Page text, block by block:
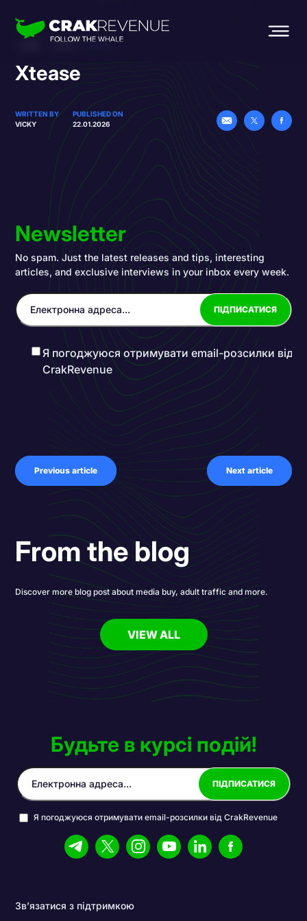
Xtease
WRITTEN BY
VICKY
PUBLISHED ON
22.01.2026
Newsletter
No spam. Just the latest releases and tips, interesting
articles, and exclusive interviews in your inbox every week.
Я погоджуюся отримувати email-розсилки від
CrakRevenue
Previous article Next article
From the blog
Discover more blog post about media buy, adult traffic and more.
VIEW ALL
Зв’язатися з підтримкою
Будьте в курсі подій!
Я погоджуюся отримувати email-розсилки від CrakRevenue